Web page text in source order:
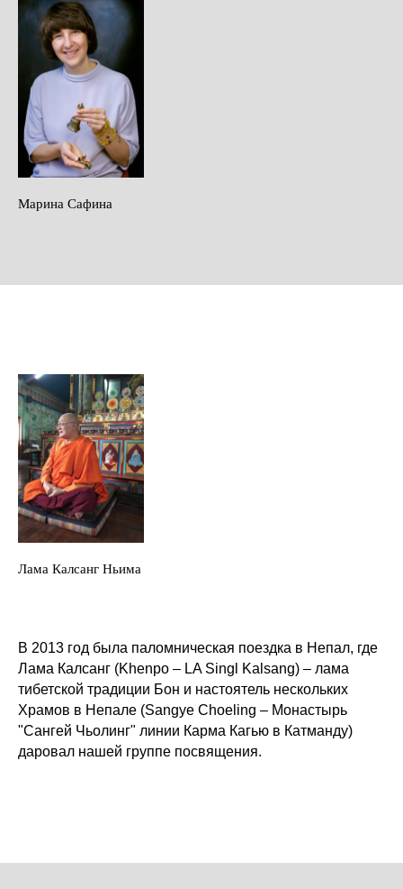
Марина Сафина
Лама Калсанг Ньима
В 2013 год была паломническая поездка в Непал, где
Лама Калсанг (Khenpo – LA Singl Kalsang) – лама
тибетской традиции Бон и настоятель нескольких
Храмов в Непале (Sangye Choeling – Монастырь
"Сангей Чьолинг" линии Карма Кагью в Катманду)
даровал нашей группе посвящения.